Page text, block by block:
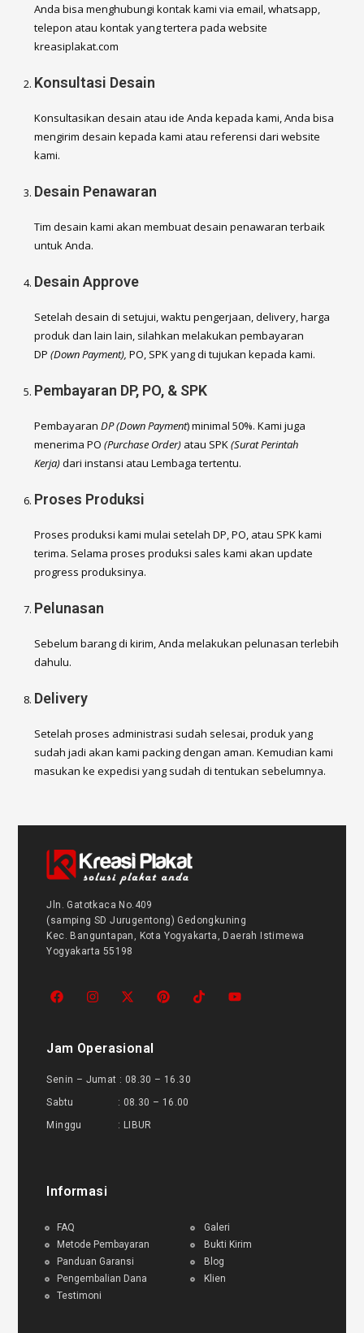
Anda bisa menghubungi kontak kami via email, whatsapp,
telepon atau kontak yang tertera pada website
kreasiplakat.com
Konsultasi Desain
Konsultasikan desain atau ide Anda kepada kami, Anda bisa
mengirim desain kepada kami atau referensi dari website
kami.
Desain Penawaran
Tim desain kami akan membuat desain penawaran terbaik
untuk Anda.
Desain Approve
Setelah desain di setujui, waktu pengerjaan, delivery, harga
produk dan lain lain, silahkan melakukan pembayaran
DP(Down Payment), PO, SPK yang di tujukan kepada kami.
Pembayaran DP, PO, & SPK
PembayaranDP (Down Payment) minimal 50%. Kami juga
menerima PO(Purchase Order) atau SPK(Surat Perintah
Kerja)dari instansi atau Lembaga tertentu.
Proses Produksi
Proses produksi kami mulai setelah DP, PO, atau SPK kami
terima. Selama proses produksi sales kami akan update
progress produksinya.
Pelunasan
Sebelum barang di kirim, Anda melakukan pelunasan terlebih
dahulu.
Delivery
Setelah proses administrasi sudah selesai, produk yang
sudah jadi akan kami packing dengan aman. Kemudian kami
masukan ke expedisi yang sudah di tentukan sebelumnya.
Jln. Gatotkaca No.409
(samping SD Jurugentong) Gedongkuning
Kec. Banguntapan, Kota Yogyakarta, Daerah Istimewa
Yogyakarta 55198
Jam Operasional
Senin – Jumat : 08.30 – 16.30
Sabtu : 08.30 – 16.00
Minggu : LIBUR
Informasi
FAQ
Metode Pembayaran
Panduan Garansi
Pengembalian Dana
Testimoni
Galeri
Bukti Kirim
Blog
Klien